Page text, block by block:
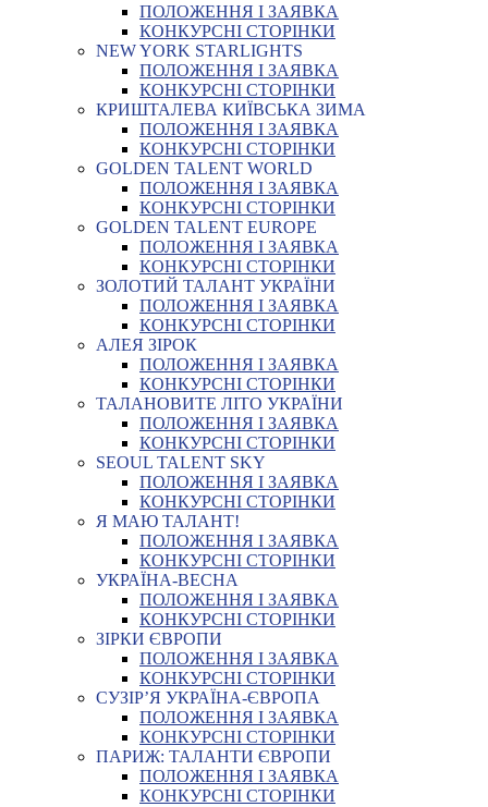
ПОЛОЖЕННЯ І ЗАЯВКА
КОНКУРСНІ СТОРІНКИ
NEW YORK STARLIGHTS
ПОЛОЖЕННЯ І ЗАЯВКА
КОНКУРСНІ СТОРІНКИ
КРИШТАЛЕВА КИЇВСЬКА ЗИМА
ПОЛОЖЕННЯ І ЗАЯВКА
КОНКУРСНІ СТОРІНКИ
GOLDEN TALENT WORLD
ПОЛОЖЕННЯ І ЗАЯВКА
КОНКУРСНІ СТОРІНКИ
GOLDEN TALENT EUROPE
ПОЛОЖЕННЯ І ЗАЯВКА
КОНКУРСНІ СТОРІНКИ
ЗОЛОТИЙ ТАЛАНТ УКРАЇНИ
ПОЛОЖЕННЯ І ЗАЯВКА
КОНКУРСНІ СТОРІНКИ
АЛЕЯ ЗІРОК
ПОЛОЖЕННЯ І ЗАЯВКА
КОНКУРСНІ СТОРІНКИ
ТАЛАНОВИТЕ ЛІТО УКРАЇНИ
ПОЛОЖЕННЯ І ЗАЯВКА
КОНКУРСНІ СТОРІНКИ
SEOUL TALENT SKY
ПОЛОЖЕННЯ І ЗАЯВКА
КОНКУРСНІ СТОРІНКИ
Я МАЮ ТАЛАНТ!
ПОЛОЖЕННЯ І ЗАЯВКА
КОНКУРСНІ СТОРІНКИ
УКРАЇНА-ВЕСНА
ПОЛОЖЕННЯ І ЗАЯВКА
КОНКУРСНІ СТОРІНКИ
ЗІРКИ ЄВРОПИ
ПОЛОЖЕННЯ І ЗАЯВКА
КОНКУРСНІ СТОРІНКИ
СУЗІР’Я УКРАЇНА-ЄВРОПА
ПОЛОЖЕННЯ І ЗАЯВКА
КОНКУРСНІ СТОРІНКИ
ПАРИЖ: ТАЛАНТИ ЄВРОПИ
ПОЛОЖЕННЯ І ЗАЯВКА
КОНКУРСНІ СТОРІНКИ